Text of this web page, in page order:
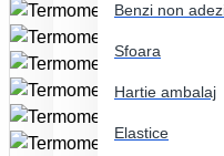
Benzi non
Sfoara
Hartie ambalaj
Elastice